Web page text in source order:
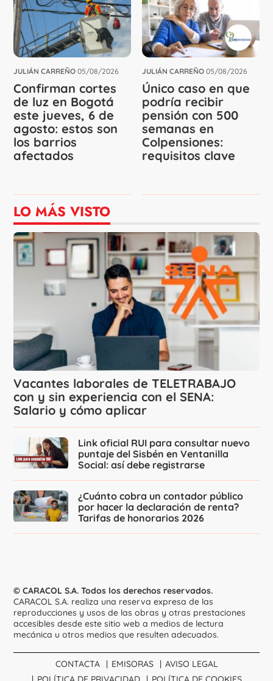
JULIÁN CARREÑO 05/08/2026
Confirman cortes
de luz en Bogotá
este jueves, 6 de
agosto: estos son
los barrios
afectados
JULIÁN CARREÑO 05/08/2026
Único caso en que
podría recibir
pensión con 500
semanas en
Colpensiones:
requisitos clave
LO MÁS VISTO
Vacantes laborales de TELETRABAJO
con y sin experiencia con el SENA:
Salario y cómo aplicar
Link oficial RUI para consultar nuevo
puntaje del Sisbén en Ventanilla
Social: así debe registrarse
¿Cuánto cobra un contador público
por hacer la declaración de renta?
Tarifas de honorarios 2026
© CARACOL S.A. Todos los derechos reservados.
CARACOL S.A. realiza una reserva expresa de las
reproducciones y usos de las obras y otras prestaciones
accesibles desde este sitio web a medios de lectura
mecánica u otros medios que resulten adecuados.
CONTACTA EMISORAS
AVISO LEGAL